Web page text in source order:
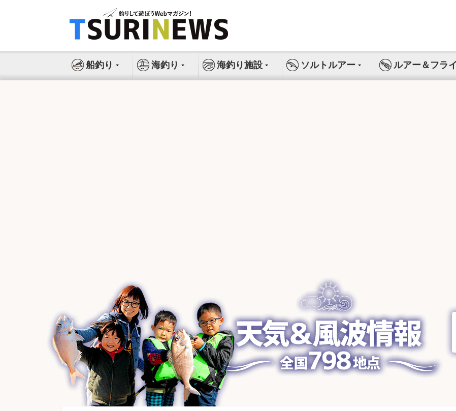
ス
船釣り 海釣り 海釣り施設 ソルトルアー ルアー＆フライ